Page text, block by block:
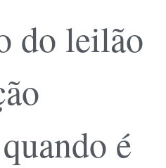
do leilão
é